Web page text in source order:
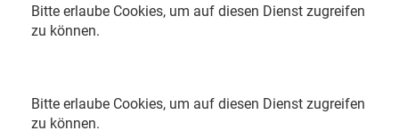
Bitte erlaube Cookies, um auf diesen Dienst zugreifen
zu können.
Bitte erlaube Cookies, um auf diesen Dienst zugreifen
zu können.